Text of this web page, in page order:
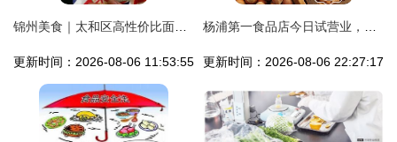
更新时间：2026-08-06 11:53:55 更新时间：2026-08-06 22:27:17